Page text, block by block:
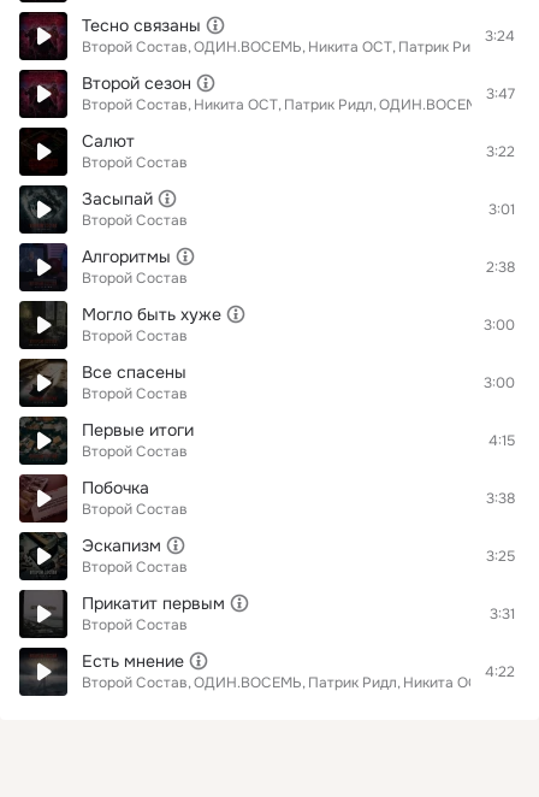
Тесно связаны
Второй Состав ОДИН.ВОСЕМЬ Никита ОСТ Патрик Ридл
3:24
Второй сезон
Второй Состав Никита ОСТ Патрик Ридл ОДИН.ВОСЕМЬ DJ
3:47
Салют
Второй Состав
3:22
Засыпай
Второй Состав
3:01
Алгоритмы
Второй Состав
2:38
Могло быть хуже
Второй Состав
3:00
Все спасены
Второй Состав
3:00
Первые итоги
Второй Состав
4:15
Побочка
Второй Состав
3:38
Эскапизм
Второй Состав
3:25
Прикатит первым
Второй Состав
3:31
Есть мнение
Второй Состав ОДИН.ВОСЕМЬ Патрик Ридл Никита ОСТ
4:22